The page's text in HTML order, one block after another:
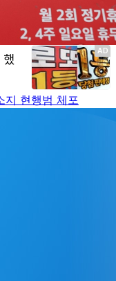
현행범 체포